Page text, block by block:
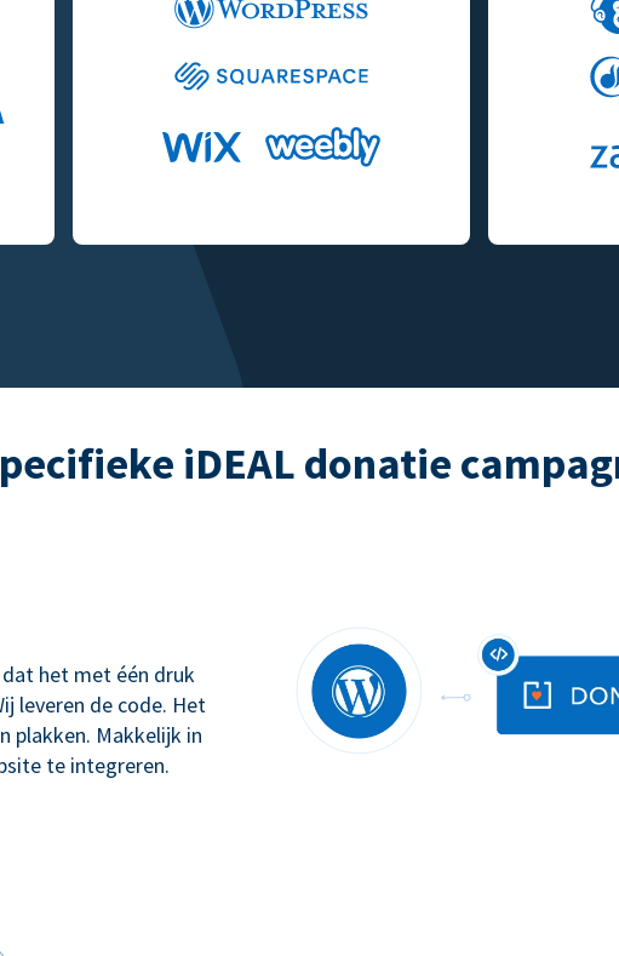
iDEAL donatie
het met één druk
leveren de code. Het
plakken. Makkelijk in
te integreren.